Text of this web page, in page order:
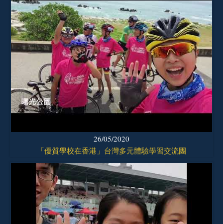
26/05/2020
「優質學校在香港」台灣多元體驗學習交流團